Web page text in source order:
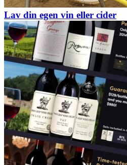
Lav din egen vin eller cider